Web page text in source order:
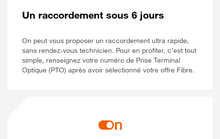
Un raccordement sous 6 jours
On peut vous proposer un raccordement ultra rapide,
sans rendez-vous technicien. Pour en profiter, c’est tout
simple, renseignez votre numéro de Prise Terminal
Optique (PTO) après avoir sélectionné votre offre Fibre.